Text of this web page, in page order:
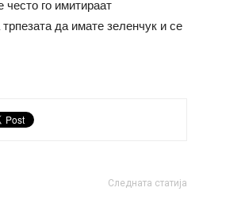
често го имитираат
да имате зеленчук и се
Следната статија